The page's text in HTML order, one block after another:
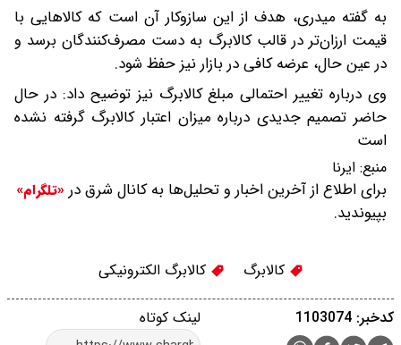
به گفته میدری، هدف از این سازوکار آن است که کالاهایی با
قیمت ارزان‌تر در قالب کالابرگ به دست مصرف‌کنندگان برسد و
در عین حال، عرضه کافی در بازار نیز حفظ شود.
وی درباره تغییر احتمالی مبلغ کالابرگ نیز توضیح داد: در حال
حاضر تصمیم جدیدی درباره میزان اعتبار کالابرگ گرفته نشده
است
منبع: ایرنا
برای اطلاع از آخرین اخبار و تحلیل‌ها به کانال شرق در «تلگرام»
بپیوندید.
کالابرگ کالابرگ الکترونیکی
لینک کوتاه کدخبر: 1103074